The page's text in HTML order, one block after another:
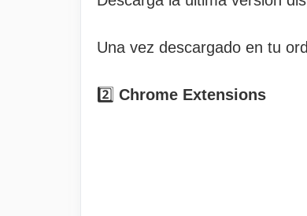
Una vez descargado en tu
2️⃣ Chrome Extensions